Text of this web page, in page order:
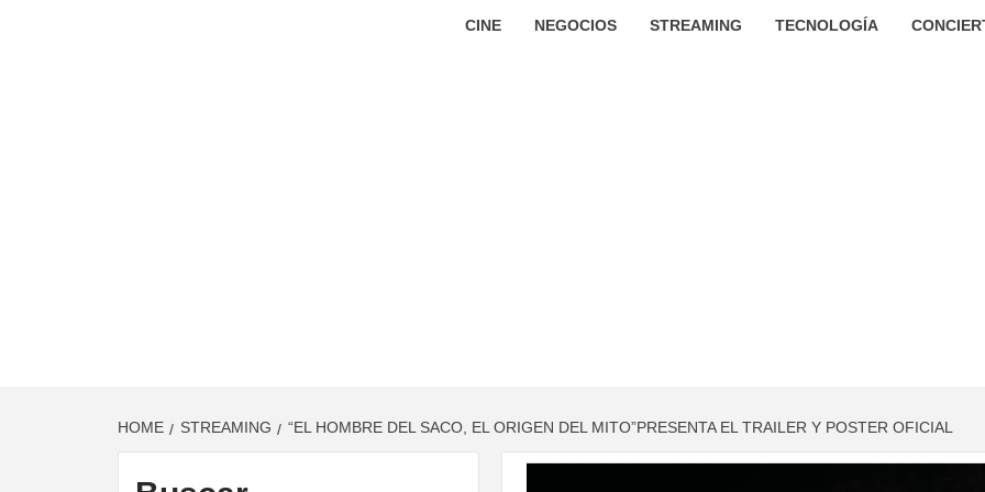
CINE NEGOCIOS STREAMING TECNOLOGÍA
HOME STREAMING “EL HOMBRE DEL SACO, EL ORIGEN DEL MITO”PRESENTA EL TRAILER Y POSTER OFICIAL